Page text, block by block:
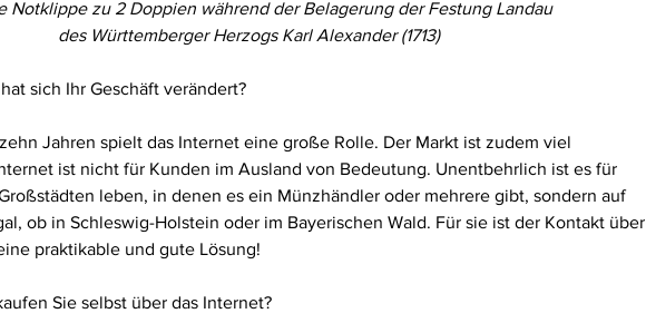
Notklippe zu 2 Doppien während der Belagerung der Festung Landau
des Württemberger Herzogs Karl Alexander (1713)
sich Ihr Geschäft verändert?
Jahren spielt das Internet eine große Rolle. Der Markt ist zudem viel
ist nicht für Kunden im Ausland von Bedeutung. Unentbehrlich ist es für
leben, in denen es ein Münzhändler oder mehrere gibt, sondern auf
ob in Schleswig-Holstein oder im Bayerischen Wald. Für sie ist der Kontakt über
praktikable und gute Lösung!
Sie selbst über das Internet?